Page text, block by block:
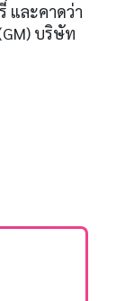
และคาดว่า
บริษัท